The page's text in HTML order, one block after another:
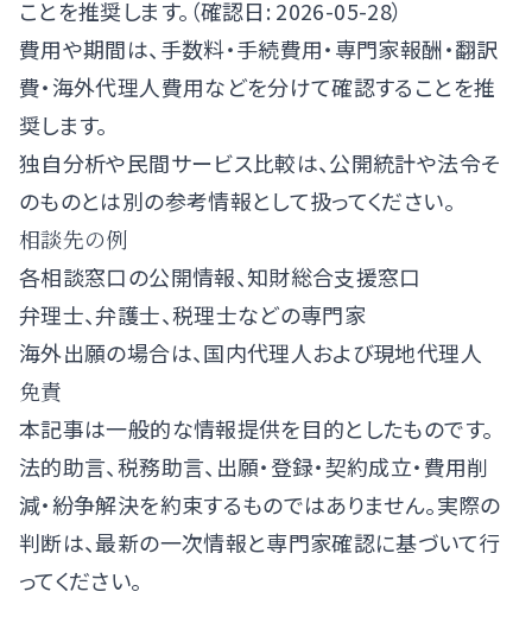
ことを推奨します。（確認日: 2026-05-28）
費用や期間は、手数料・手続費用・専門家報酬・翻訳
費・海外代理人費用などを分けて確認することを推
奨します。
独自分析や民間サービス比較は、公開統計や法令そ
のものとは別の参考情報として扱ってください。
相談先の例
各相談窓口の公開情報、知財総合支援窓口
弁理士、弁護士、税理士などの専門家
海外出願の場合は、国内代理人および現地代理人
免責
本記事は一般的な情報提供を目的としたものです。
法的助言、税務助言、出願・登録・契約成立・費用削
減・紛争解決を約束するものではありません。実際の
判断は、最新の一次情報と専門家確認に基づいて行
ってください。